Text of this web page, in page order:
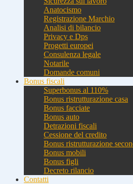
Anatocismo
Registrazione Marchio
Analisi di bilancio
Privacy e Dps
Progetti europei
Consulenza legale
Notarile
Domande comuni
Bonus fiscali
Superbonus al 110%
Bonus ristrutturazione casa
Bonus facciate
Bonus auto
Detrazioni fiscali
Cessione del credito
Bonus ristrutturazione
Bonus mobili
Bonus figli
Decreto rilancio
Contatti